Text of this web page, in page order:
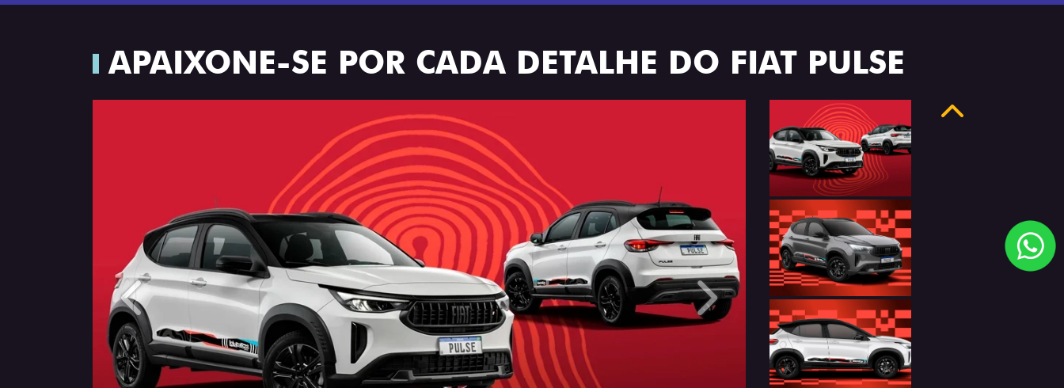
APAIXONE-SE POR CADA DETALHE DO FIAT PULSE
Anterior Próximo
Anterior